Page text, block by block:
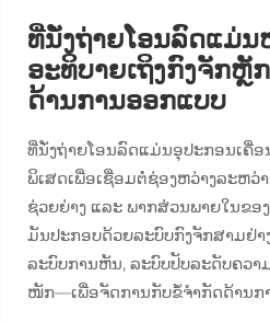
ທີ່ນັ່ງຖ່າຍໂອນລົດແມ່ນ
ອະທິບາຍເຖິງກົງຈັກຫຼັ
ດ້ານການອອກແບບ
ທີ່ນັ່ງຖ່າຍໂອນລົດແມ່ນອຸປະກອນເຄື່
ພິເສດເພື່ອເຊື່ອມຕໍ່ຊ່ອງຫວ່າງລະຫວ່
ຊ່ວຍຍ່າງ ແລະ ພາກສ່ວນພາຍໃນຂອ
ມັນປະກອບດ້ວຍລະບົບກົງຈັກສາມຢ່
ລະບົບການຫັນ, ລະບົບປັບລະດັບຄວາ
ໜັກ—ເພື່ອຈັດການກັບຂໍ້ຈຳກັດດ້ານກ